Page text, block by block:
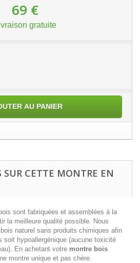
69 €
gratuite
AU PANIER
CETTE MONTRE EN
sont fabriquées et assemblées à la
la meilleure qualité possible. Nous
naturel sans produits chimiques afin
soit hypoallergénique (aucune toxicité
En achetant votre montre bois
montre unique et pas chère.